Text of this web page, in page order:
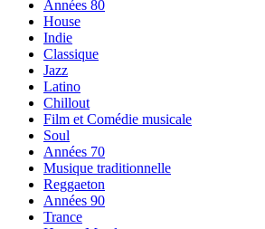
Années 80
House
Indie
Classique
Jazz
Latino
Chillout
Film et Comédie musicale
Soul
Années 70
Musique traditionnelle
Reggaeton
Années 90
Trance